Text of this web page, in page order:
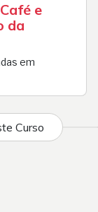
e
da
em
Curso